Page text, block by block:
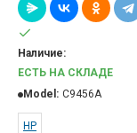
Наличие:
ЕСТЬ НА СКЛАДЕ
Model: C9456A
НР